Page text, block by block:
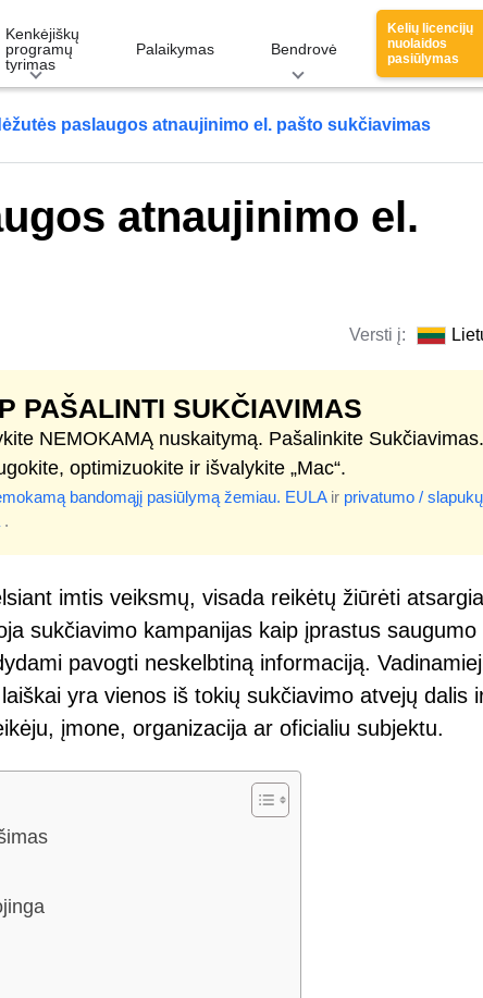
Kenkėjiškų
programų
tyrimas
Palaikymas Bendrovė
Kelių licencijų
nuolaidos
pasiūlymas
paslaugos atnaujinimo el. pašto sukčiavimas
atnaujinimo el.
Versti į:
PAŠALINTI SUKČIAVIMAS
NEMOKAMĄ nuskaitymą. Pašalinkite Sukčiavimas.
optimizuokite ir išvalykite „Mac“.
bandomąjį pasiūlymą žemiau. EULAir privatumo / slapukų
.
imtis veiksmų, visada reikėtų žiūrėti
sukčiavimo kampanijas kaip įprastus saugumo
pavogti neskelbtiną informaciją.
yra vienos iš tokių sukčiavimo atvejų dalis
įmone, organizacija ar oficialiu subjektu.